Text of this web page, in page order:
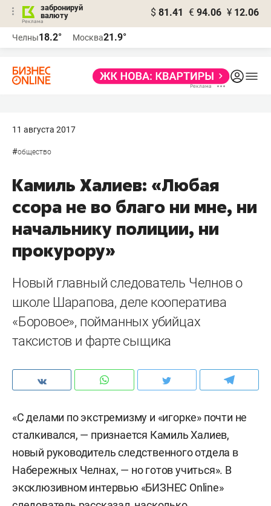
забронируй
валюту
$ 81.41 € 94.06 ¥ 12.06
Челны18.2° Москва21.9°
11 августа 2017
#общество
Камиль Халиев: «Любая
ссора не во благо ни мне, ни
начальнику полиции, ни
прокурору»
Новый главный следователь Челнов о
школе Шарапова, деле кооператива
«Боровое», пойманных убийцах
таксистов и фарте сыщика
«С делами по экстремизму и «игорке» почти не
сталкивался, — признается Камиль Халиев,
новый руководитель следственного отдела в
Набережных Челнах, — но готов учиться». В
эксклюзивном интервью «БИЗНЕС Online»